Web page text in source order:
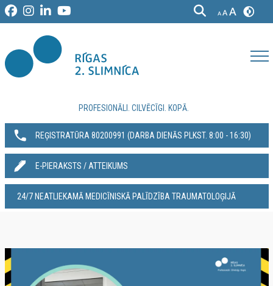
PROFESIONĀLI. CILVĒCĪGI. KOPĀ.
REĢISTRATŪRA 80200991‬ (DARBA DIENĀS PLKST. 8:00 - 16:30)
E-PIERAKSTS / ATTEIKUMS
24/7 NEATLIEKAMĀ MEDICĪNISKĀ PALĪDZĪBA TRAUMATOLOĢIJĀ